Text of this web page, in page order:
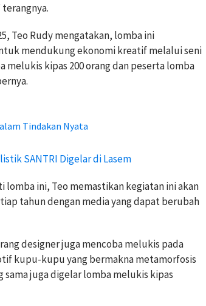
Teo Rudy mengatakan, lomba ini
mendukung ekonomi kreatif melalui seni
melukis kipas 200 orang dan peserta lomba
Tindakan Nyata
SANTRI Digelar di Lasem
lomba ini, Teo memastikan kegiatan ini akan
tahun dengan media yang dapat berubah
designer juga mencoba melukis pada
kupu-kupu yang bermakna metamorfosis
juga digelar lomba melukis kipas